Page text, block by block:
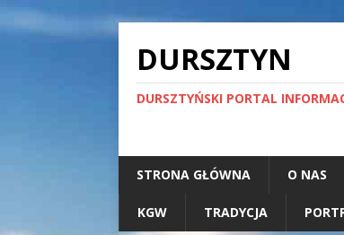
DURSZTYN
DURSZTYŃSKI PORTAL
STRONA GŁÓWNA O NAS
KGW TRADYCJA